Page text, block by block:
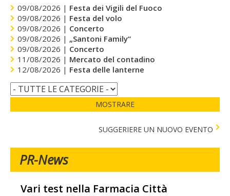
09/08/2026 | Festa dei Vigili del Fuoco
09/08/2026 | Festa del volo
09/08/2026 | Concerto
09/08/2026 | „Santoni Family“
09/08/2026 | Concerto
11/08/2026 | Mercato del contadino
12/08/2026 | Festa delle lanterne
MOSTRARE
SUGGERIERE UN NUOVO EVENTO
PR-News
Vari test nella Farmacia Città